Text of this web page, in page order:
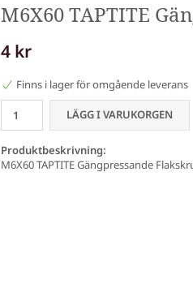
M6X60 TAPTITE
4 kr
Finns i lager för omgående leverans
LÄGG I VARUKORGEN
Produktbeskrivning:
M6X60 TAPTITE Gängpressande